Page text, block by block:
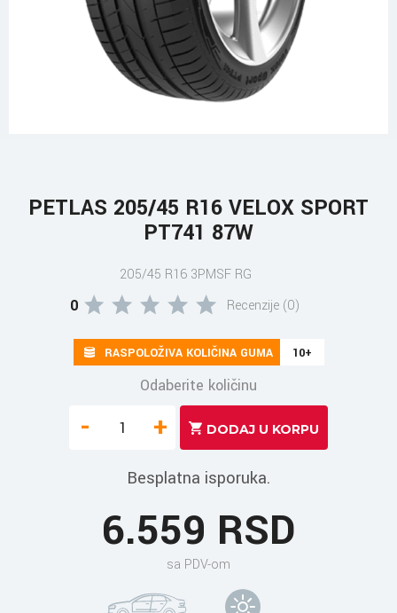
PETLAS 205/45 R16 VELOX SPORT
PT741 87W
205/45 R16 3PMSF RG
0 Recenzije (0)
RASPOLOŽIVA KOLIČINA GUMA 10+
Odaberite količinu
- +
Besplatna isporuka.
6.559 RSD
sa PDV-om